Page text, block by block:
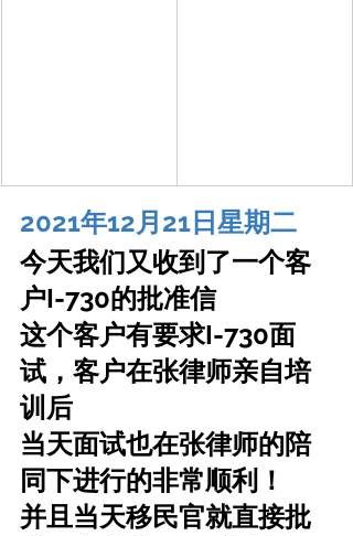
2021年12月21日星期二
今天我们又收到了一个客
户I-730的批准信
这个客户有要求I-730面
试，客户在张律师亲自培
训后
当天面试也在张律师的陪
同下进行的非常顺利！
并且当天移民官就直接批